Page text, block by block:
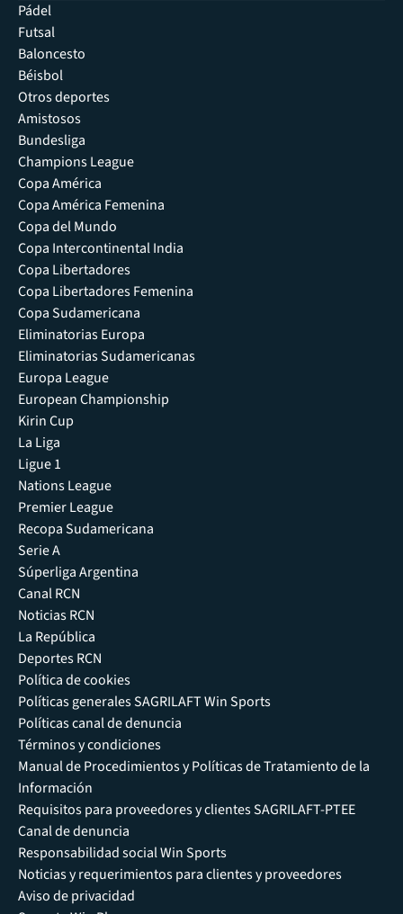
Pádel
Futsal
Baloncesto
Béisbol
Otros deportes
Amistosos
Bundesliga
Champions League
Copa América
Copa América Femenina
Copa del Mundo
Copa Intercontinental India
Copa Libertadores
Copa Libertadores Femenina
Copa Sudamericana
Eliminatorias Europa
Eliminatorias Sudamericanas
Europa League
European Championship
Kirin Cup
La Liga
Ligue 1
Nations League
Premier League
Recopa Sudamericana
Serie A
Súperliga Argentina
Canal RCN
Noticias RCN
La República
Deportes RCN
Política de cookies
Políticas generales SAGRILAFT Win Sports
Políticas canal de denuncia
Términos y condiciones
Manual de Procedimientos y Políticas de Tratamiento de la
Información
Requisitos para proveedores y clientes SAGRILAFT-PTEE
Canal de denuncia
Responsabilidad social Win Sports
Noticias y requerimientos para clientes y proveedores
Aviso de privacidad